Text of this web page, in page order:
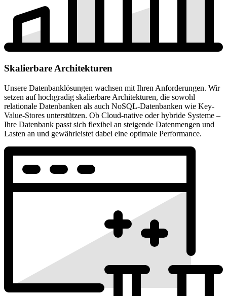
Skalierbare Architekturen
Unsere Datenbanklösungen wachsen mit Ihren Anforderungen. Wir
setzen auf hochgradig skalierbare Architekturen, die sowohl
relationale Datenbanken als auch NoSQL-Datenbanken wie Key-
Value-Stores unterstützen. Ob Cloud-native oder hybride Systeme –
Ihre Datenbank passt sich flexibel an steigende Datenmengen und
Lasten an und gewährleistet dabei eine optimale Performance.